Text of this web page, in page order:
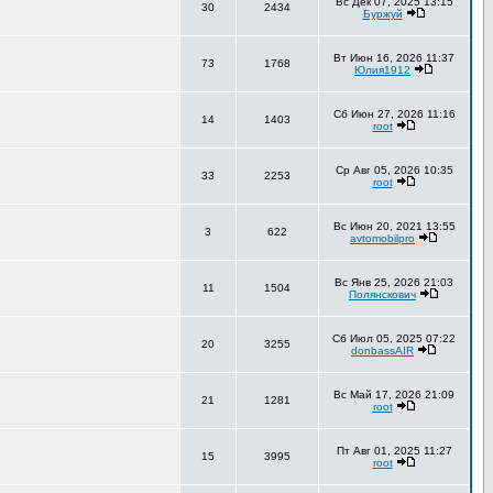
30 2434
Буржуй
73 1768
Вт Июн 16, 2026 11:37
Юлия1912
14 1403
Сб Июн 27, 2026 11:16
root
33 2253
Ср Авг 05, 2026 10:35
root
3 622
Вс Июн 20, 2021 13:55
avtomobilpro
11 1504
Вс Янв 25, 2026 21:03
Полянскович
20 3255
Сб Июл 05, 2025 07:22
donbassAIR
21 1281
Вс Май 17, 2026 21:09
root
15 3995
Пт Авг 01, 2025 11:27
root